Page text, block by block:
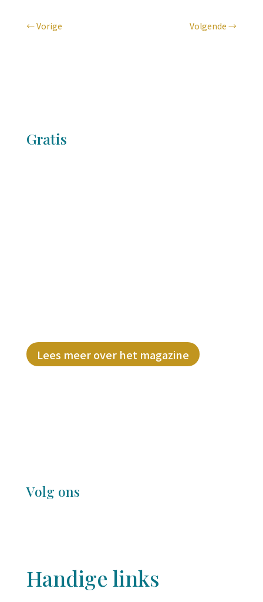
←Vorige Volgende →
Gratis
Lees meer over het magazine
Volg ons
Handige links